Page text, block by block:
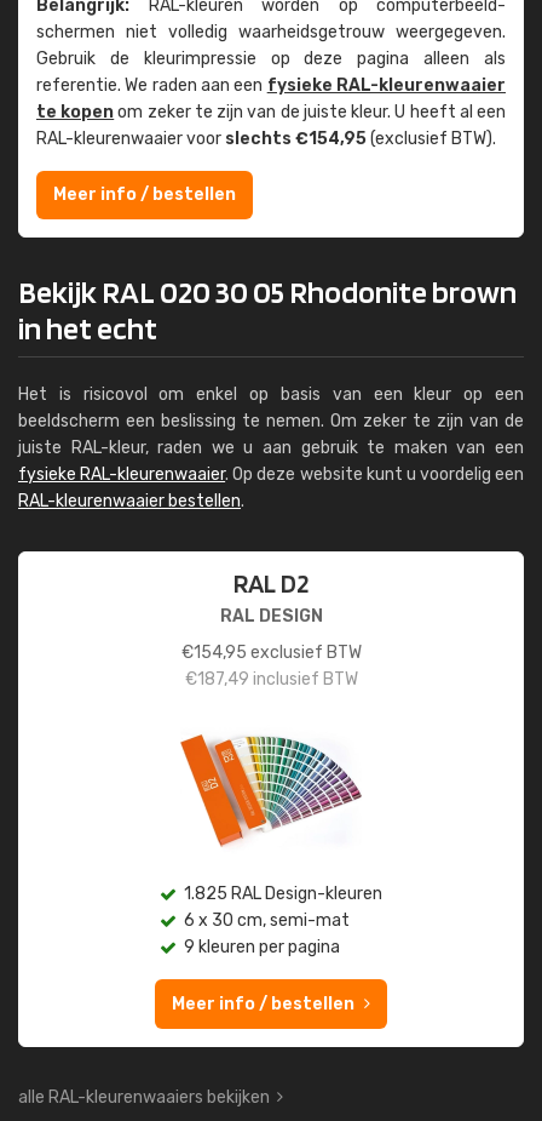
Belangrijk: RAL-kleuren worden op computer­beeld­
schermen niet volledig waarheids­­getrouw weer­gegeven.
Gebruik de kleur­impressie op deze pagina alleen als
referentie. We raden aan een fysieke RAL-kleuren­waaier
te kopenom zeker te zijn van de juiste kleur. U heeft al een
RAL-kleuren­waaier voor slechts €154,95(exclusief BTW).
Meer info / bestellen
Bekijk RAL 020 30 05 Rhodonite brown
in het echt
Het is risicovol om enkel op basis van een kleur op een
beeldscherm een beslissing te nemen. Om zeker te zijn van de
juiste RAL-kleur, raden we u aan gebruik te maken van een
fysieke RAL-kleurenwaaier. Op deze website kunt u voordelig een
RAL-kleurenwaaier bestellen.
RAL D2
RAL DESIGN
€154,95 exclusief BTW
€187,49 inclusief BTW
1.825 RAL Design-kleuren
6 x 30 cm, semi-mat
9 kleuren per pagina
Meer info / bestellen
alle RAL-kleurenwaaiers bekijken